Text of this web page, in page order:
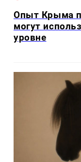
Опыт Крыма
могут
уровне